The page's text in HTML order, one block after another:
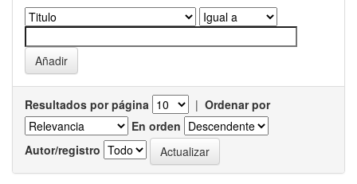
Resultados por página | Ordenar por
En orden
Autor/registro